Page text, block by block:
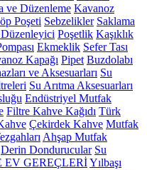
ve Düzenleme Kavanoz
Poşeti Sebzelikler Saklama
Poşetlik Kaşıklık
Ekmeklik Sefer Tası
Kapağı Pipet Buzdolabı
ve Aksesuarları Su
Su Arıtma Aksesuarları
Endüstriyel Mutfak
Filtre Kahve Kağıdı Türk
Çekirdek Kahve Mutfak
Ahşap Mutfak
Derin Dondurucular Su
EV GEREÇLERİYılbaşı